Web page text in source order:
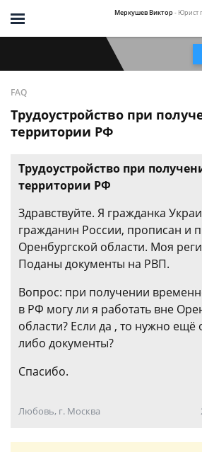
Меркушев Виктор- Юрист
FAQ
Трудоустройство при
территории РФ
Трудоустройство при
территории РФ
Здравствуйте. Я гражданка
гражданин России, прописан и
Оренбургской области. Моя
Поданы документы на РВП.
Вопрос: при получении
в РФ могу ли я работать вне
области? Если да , то нужно ещё
либо документы?
Спасибо.
Любовь, г. Москва